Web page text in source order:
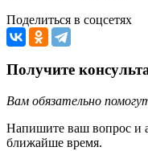
Поделиться в соцсетях
Получите
Вам обязательно
Напишите ваш вопрос и
ближайше время.